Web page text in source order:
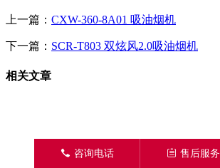
上一篇： CXW-360-8A01 吸油烟机
下一篇： SCR-T803 双炫风2.0吸油烟机
相关文章
󦁁 咨询电话 󦃡 售后服务